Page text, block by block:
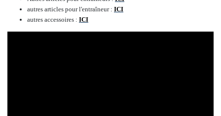
autres articles pour l'entraîneur : ICI
autres accessoires : ICI